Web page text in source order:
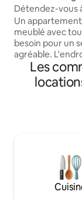
Détendez-vous
Marina,
Un
meublé avec
besoin pour un
agréable.
relaxant et
de jardins. Il y a
de beaux
coucher du
2,5 km de Bovo
réserve
*Nous
réservation.
Les